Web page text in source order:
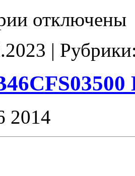
записи
E2
CHK(ok)
отключены
|
2014